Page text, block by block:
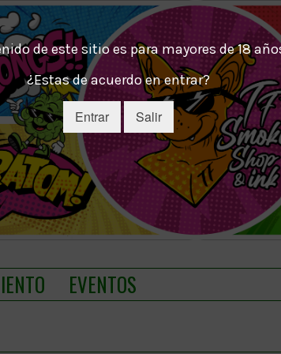
de este sitio es para mayores de 18
¿Estas de acuerdo en entrar?
Entrar Salir
EVENTOS